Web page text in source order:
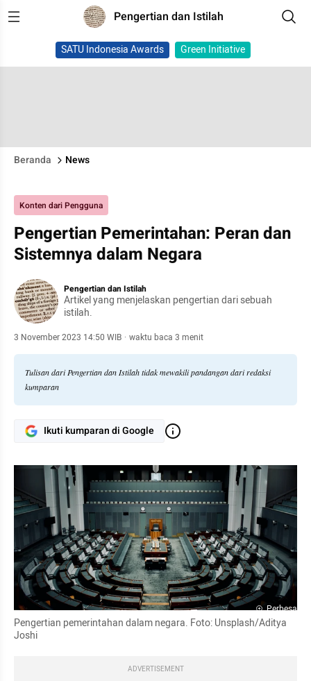
Pengertian dan Istilah
SATU Indonesia Awards Green Initiative
Beranda News
Konten dari Pengguna
Pengertian Pemerintahan: Peran dan
Sistemnya dalam Negara
Pengertian dan Istilah
Artikel yang menjelaskan pengertian dari sebuah
istilah.
3 November 2023 14:50 WIB · waktu baca 3 menit
Tulisan dari Pengertian dan Istilah tidak mewakili pandangan dari redaksi
kumparan
Ikuti kumparan di Google
Perbesar
Pengertian pemerintahan dalam negara. Foto: Unsplash/Aditya
Joshi
ADVERTISEMENT